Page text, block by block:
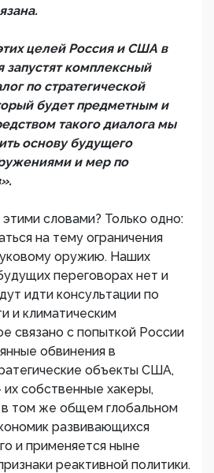
целей Россия и США в
комплексный
по стратегической
будет предметным и
такого диалога мы
основу будущего
и мер по
словами? Только одно:
на тему ограничения
оружию. Наших
переговорах нет и
идти консультации по
и климатическим
связано с попыткой России
обвинения в
объекты США,
собственные хакеры,
том же общем глобальном
развивающихся
и применяется ныне
реактивной политики.